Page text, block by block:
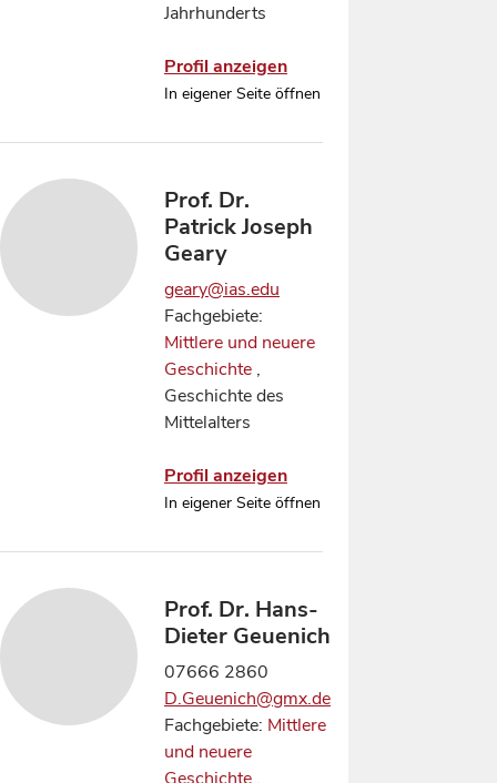
Jahrhunderts
Profil anzeigen
In eigener Seite öffnen
Prof. Dr.
Patrick Joseph
Geary
geary@ias.edu
Fachgebiete:
Mittlere und neuere
Geschichte ,
Geschichte des
Mittelalters
Profil anzeigen
In eigener Seite öffnen
Prof. Dr. Hans-
Dieter Geuenich
07666 2860
D.Geuenich@gmx.de
Fachgebiete: Mittlere
und neuere